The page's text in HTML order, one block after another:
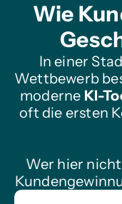
Wie
In einer
Wettbewerb
moderne KI-
oft die ersten
Wer hier